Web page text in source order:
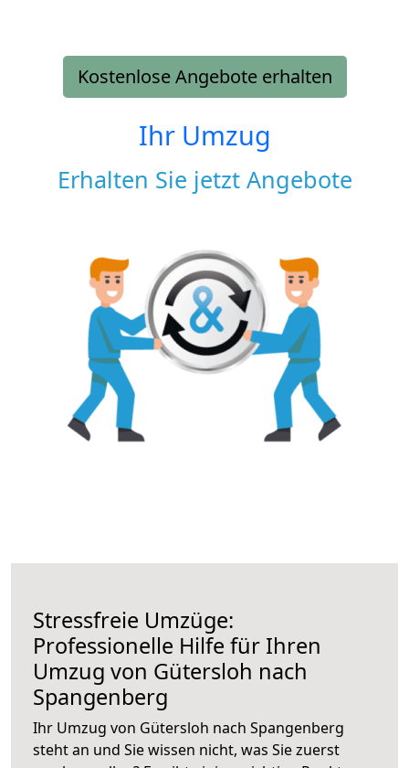
Kostenlose Angebote erhalten
Ihr Umzug
Erhalten Sie jetzt Angebote
Stressfreie Umzüge:
Professionelle Hilfe für Ihren
Umzug von Gütersloh nach
Spangenberg
Ihr Umzug von Gütersloh nach Spangenberg
steht an und Sie wissen nicht, was Sie zuerst